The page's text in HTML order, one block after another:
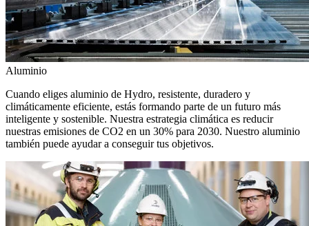
Aluminio
Cuando eliges aluminio de Hydro, resistente, duradero y
climáticamente eficiente, estás formando parte de un futuro más
inteligente y sostenible. Nuestra estrategia climática es reducir
nuestras emisiones de CO2 en un 30% para 2030. Nuestro aluminio
también puede ayudar a conseguir tus objetivos.